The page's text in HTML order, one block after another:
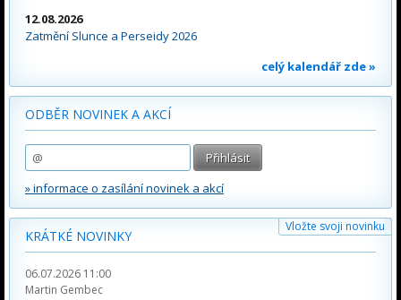
12.08.2026
Zatmění Slunce a Perseidy 2026
celý kalendář zde »
ODBĚR NOVINEK A AKCÍ
» informace o zasílání novinek a akcí
Vložte svoji novinku
KRÁTKÉ NOVINKY
06.07.2026 11:00
Martin Gembec